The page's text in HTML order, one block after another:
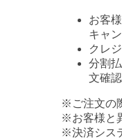
お客
キャ
クレ
分割
文確
※ご注文の
※お客様と
※決済シス